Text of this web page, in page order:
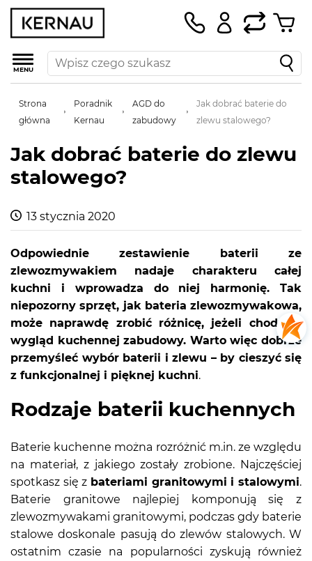
MENU
Strona
główna
Poradnik
Kernau
AGD do
zabudowy
Jak dobrać baterie do
zlewu stalowego?
Jak dobrać baterie do zlewu
stalowego?
13 stycznia 2020
Odpowiednie zestawienie baterii ze
zlewozmywakiem nadaje charakteru całej
kuchni i wprowadza do niej harmonię. Tak
niepozorny sprzęt, jak bateria zlewozmywakowa,
może naprawdę zrobić różnicę, jeżeli chodzi o
wygląd kuchennej zabudowy. Warto więc dobrze
przemyśleć wybór baterii i zlewu – by cieszyć się
z funkcjonalnej i pięknej kuchni.
Rodzaje baterii kuchennych
Baterie kuchenne można rozróżnić m.in. ze względu
na materiał, z jakiego zostały zrobione. Najczęściej
spotkasz się z bateriami granitowymi i stalowymi.
Baterie granitowe najlepiej komponują się z
zlewozmywakami granitowymi, podczas gdy baterie
stalowe doskonale pasują do zlewów stalowych. W
ostatnim czasie na popularności zyskują również